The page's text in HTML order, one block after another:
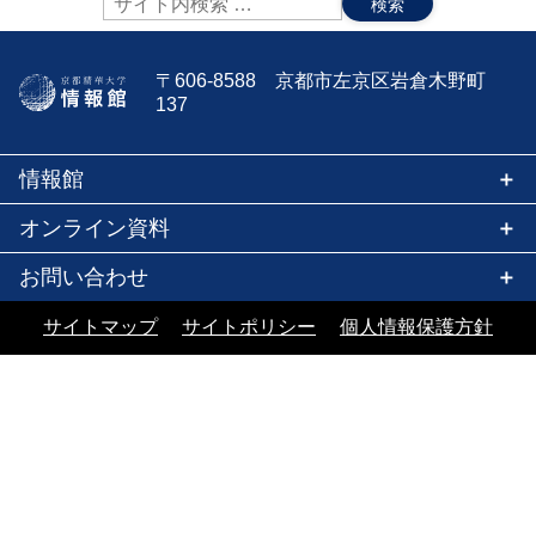
イ
ト
検
索:
〒606-8588 京都市左京区岩倉木野町
137
情報館
オンライン資料
お問い合わせ
サイトマップ サイトポリシー 個人情報保護方針